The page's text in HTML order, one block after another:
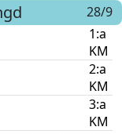
28/9
1:a
KM
2:a
KM
3:a
KM